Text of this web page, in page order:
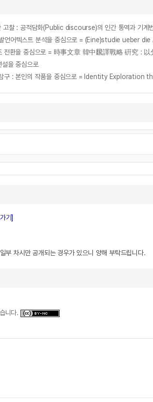
고찰 : 공적담화(Public discourse)의 인간 통역과 기계
언어텍스트 분석을 중심으로 = (Eine)studie ueber
조 전환을 중심으로 = 時事文章 韓中飜譯戰略 硏究 :
을 중심으로
탐구 : 본인의 작품을 중심으로 = Identity
기]
부 차시만 공개되는 경우가 있으니 양해 부탁드립니다.
니다.